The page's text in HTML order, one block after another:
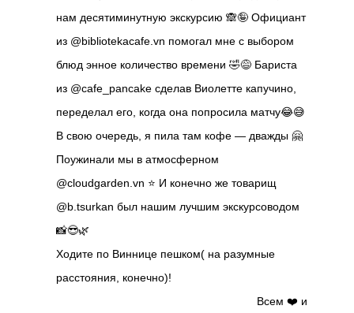
нам десятиминутную экскурсию 🙈🤪 Официант
из @bibliotekacafe.vn помогал мне с выбором
блюд энное количество времени 🤣😅 Бариста
из @cafe_pancake сделав Виолетте капучино,
переделал его, когда она попросила матчу😂😅
В свою очередь, я пила там кофе — дважды 🤗
Поужинали мы в атмосферном
@cloudgarden.vn ⭐️ И конечно же товарищ
@b.tsurkan был нашим лучшим экскурсоводом
📸😎🌿 ⠀⠀⠀⠀⠀⠀⠀⠀⠀⠀⠀⠀⠀⠀⠀⠀⠀⠀⠀⠀⠀⠀⠀⠀⠀
Ходите по Виннице пешком( на разумные
расстояния, конечно)!
⠀⠀⠀⠀⠀⠀⠀⠀⠀⠀⠀⠀⠀⠀⠀⠀⠀⠀⠀⠀⠀⠀⠀⠀⠀ Всем ❤️ и